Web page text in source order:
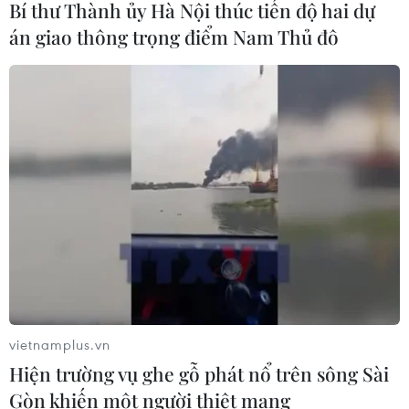
xây dựng kịch bản giải ngân
05/08/2026 01:18
Điều gì chờ đợi đồng yen sau cái bắt
tay giữa Mỹ-Nhật?
04/08/2026 14:11
Sửa Luật Trưng mua, trưng dụng tài
sản giải quyết vướng mắc trên thực
04/08/2026 13:10
Đề xuất 5 nhóm chính sách sửa đổi
Bí thư Thành ủy Hà Nội thúc tiến độ hai dự
án giao thông trọng điểm Nam Thủ đô
vietnamplus.vn
Hiện trường vụ ghe gỗ phát nổ trên sông Sài
Gòn khiến một người thiệt mạng